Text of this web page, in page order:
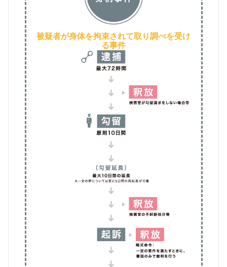
被疑者が身体を拘束されて取り調べを受け
る事件